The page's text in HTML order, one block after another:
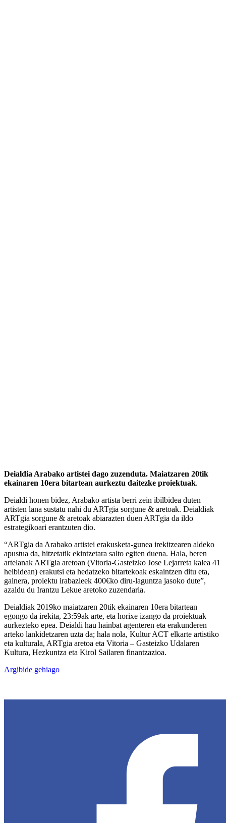
Deialdia Arabako artistei dago zuzenduta. Maiatzaren 20tik
ekainaren 10era bitartean aurkeztu daitezke proiektuak.
Deialdi honen bidez, Arabako artista berri zein ibilbidea duten
artisten lana sustatu nahi du ARTgia sorgune & aretoak. Deialdiak
ARTgia sorgune & aretoak abiarazten duen ARTgia da ildo
estrategikoari erantzuten dio.
“ARTgia da Arabako artistei erakusketa-gunea irekitzearen aldeko
apustua da, hitzetatik ekintzetara salto egiten duena. Hala, beren
artelanak ARTgia aretoan (Vitoria-Gasteizko Jose Lejarreta kalea 41
helbidean) erakutsi eta hedatzeko bitartekoak eskaintzen ditu eta,
gainera, proiektu irabazleek 400€ko diru-laguntza jasoko dute”,
azaldu du Irantzu Lekue aretoko zuzendaria.
Deialdiak 2019ko maiatzaren 20tik ekainaren 10era bitartean
egongo da irekita, 23:59ak arte, eta horixe izango da proiektuak
aurkezteko epea. Deialdi hau hainbat agenteren eta erakunderen
arteko lankidetzaren uzta da; hala nola, Kultur ACT elkarte artistiko
eta kulturala, ARTgia aretoa eta Vitoria – Gasteizko Udalaren
Kultura, Hezkuntza eta Kirol Sailaren finantzazioa.
Argibide gehiago